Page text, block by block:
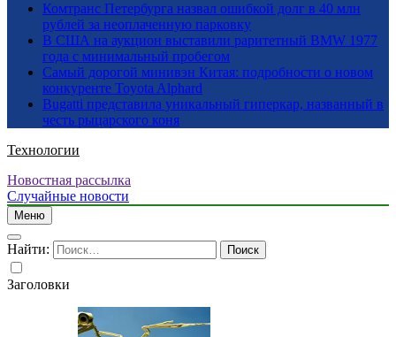
Комтранс Петербурга назвал ошибкой долг в 40 млн
рублей за неоплаченную парковку
В США на аукцион выставили раритетный BMW 1977
года с минимальный пробегом
Самый дорогой минивэн Китая: подробности о новом
конкуренте Toyota Alphard
Bugatti представила уникальный гиперкар, названный в
честь рыцарского коня
Технологии
Новостная рассылка
Случайные новости
Меню
Найти:
Заголовки